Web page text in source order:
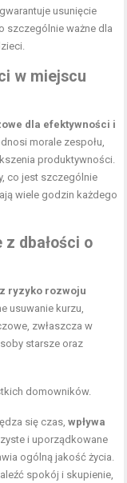
usunięcie
szczególnie ważne dla
w miejscu
dla efektywności i
morale zespołu,
produktywności.
co jest szczególnie
wiele godzin każdego
dbałości o
ryzyko rozwoju
usuwanie kurzu,
zwłaszcza w
starsze oraz
domowników.
się czas,wpływa
i uporządkowane
ogólną jakość życia.
spokój i skupienie,